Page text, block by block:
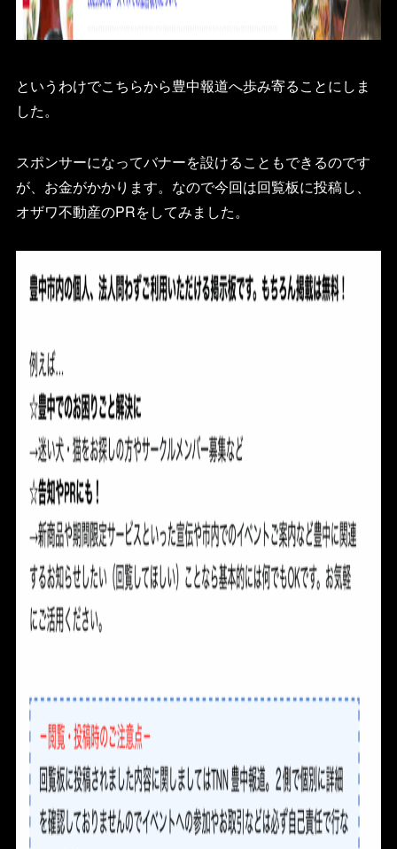
というわけでこちらから豊中報道へ歩み寄ることにしま
した。
スポンサーになってバナーを設けることもできるのです
が、お金がかかります。なので今回は回覧板に投稿し、
オザワ不動産のPRをしてみました。